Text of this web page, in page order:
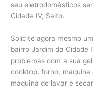
seu eletrodomésticos
Cidade IV, Salto.
Solicite agora mesmo
bairro Jardim da Cidade
problemas com a sua
cooktop, forno, máquina
máquina de lavar e